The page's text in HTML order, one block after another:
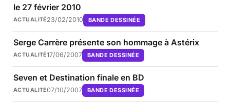
le 27 février 2010
ACTUALITÉ23/02/2010 BANDE DESSINÉE
Serge Carrère présente son hommage à Astérix
ACTUALITÉ17/06/2007 BANDE DESSINÉE
Seven et Destination finale en BD
ACTUALITÉ07/10/2007 BANDE DESSINÉE